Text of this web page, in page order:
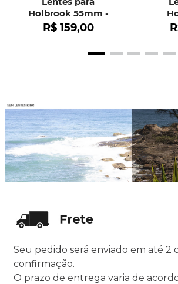
Holbrook 55mm -
OO9102
R$ 159,00
Seu pedido será enviado em até 2
confirmação.
O prazo de entrega varia de